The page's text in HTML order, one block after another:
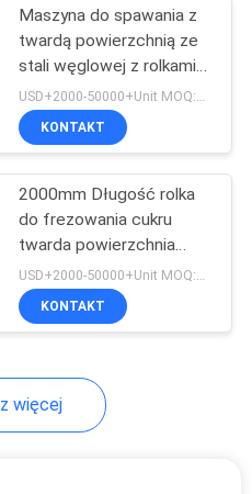
Maszyna do spawania z
twardą powierzchnią ze
stali węglowej z rolkami
cukrowymi
KONTAKT
2000mm Długość rolka
do frezowania cukru
twarda powierzchnia
nakładka spawarka
KONTAKT
więcej